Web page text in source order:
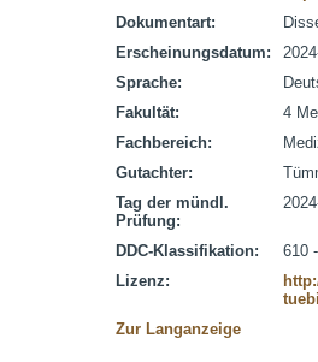
Dokumentart:
Erscheinungsdatum:
Sprache:
Fakultät:
4
Fachbereich:
Gutachter:
Tag der mündl.
Prüfung:
DDC-Klassifikation:
610
Lizenz:
Zur Langanzeige